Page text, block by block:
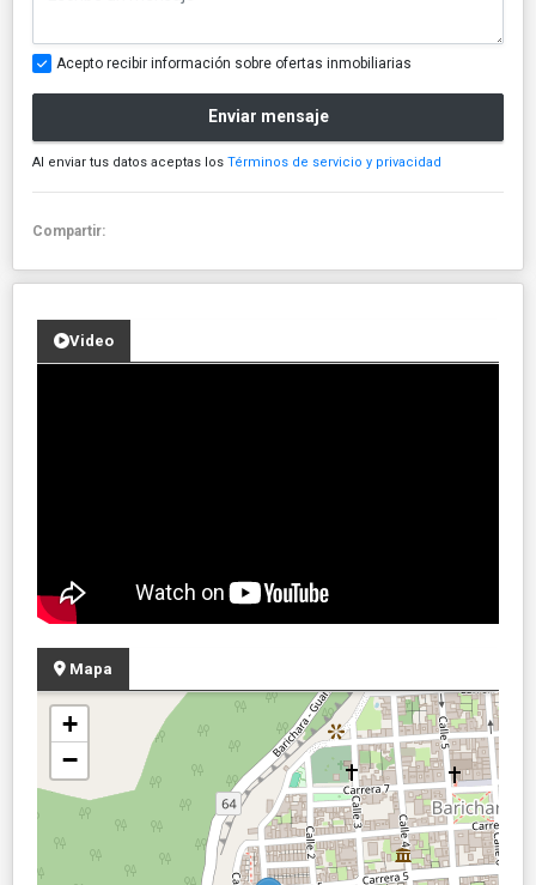
Acepto recibir información sobre ofertas inmobiliarias
Enviar mensaje
Al enviar tus datos aceptas los Términos de servicio y privacidad
Compartir:
Video
Mapa
+
−